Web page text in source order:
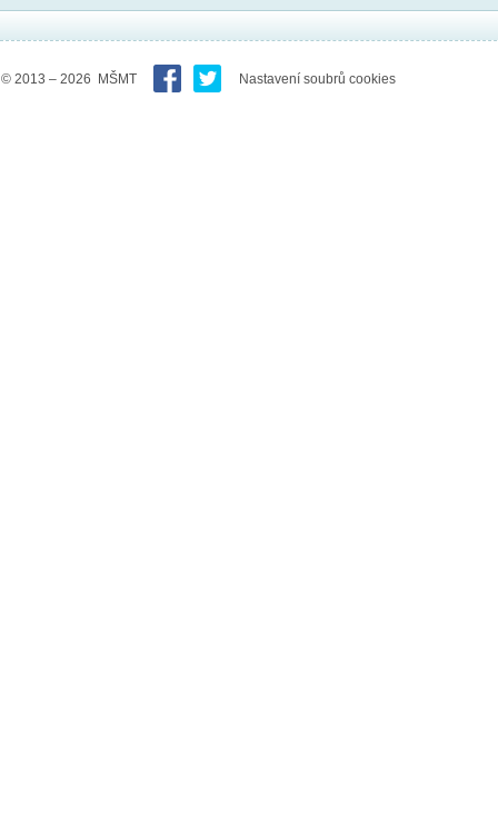
© 2013 – 2026 MŠMT Nastavení soubrů cookies